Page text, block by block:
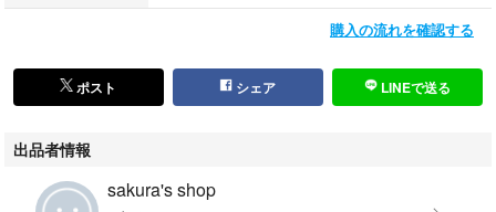
購入の流れを確認する
ポスト シェア LINEで送る
出品者情報
sakura's shop